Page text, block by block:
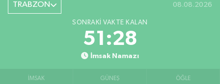
TRABZON 08.08.2026
SONRAKI VAKTE KALAN
51:27
İmsak Namazı
İMSAK GÜNEŞ ÖĞLE